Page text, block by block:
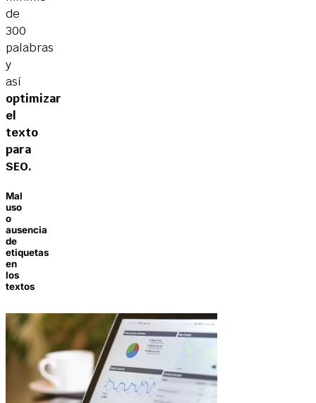
de
300
palabras
y
así
optimizar
el
texto
para
SEO.
Mal
uso
o
ausencia
de
etiquetas
en
los
textos